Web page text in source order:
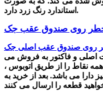
استاندارد رنگ زرد دارد.
اصلی و فاکتور به فروش می
نقاط را از طریق اتوبوس ،
دارا می باشد. بعد از خرید به